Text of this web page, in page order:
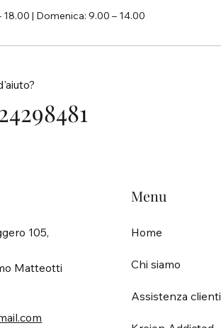
105,
Matteotti
Menu
Home
Chi siamo
Assistenza clienti
18.00 | Domenica: 9.00 – 14.00